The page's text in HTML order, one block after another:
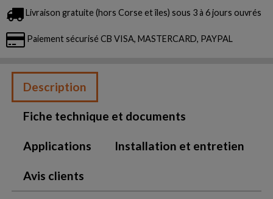
Livraison gratuite (hors Corse et îles) sous 3 à 6 jours ouvrés
Paiement sécurisé CB VISA, MASTERCARD, PAYPAL
Description
Fiche technique et documents
Applications Installation et entretien
Avis clients